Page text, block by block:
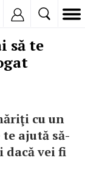
să te
cu un
ajută să-
dacă vei fi